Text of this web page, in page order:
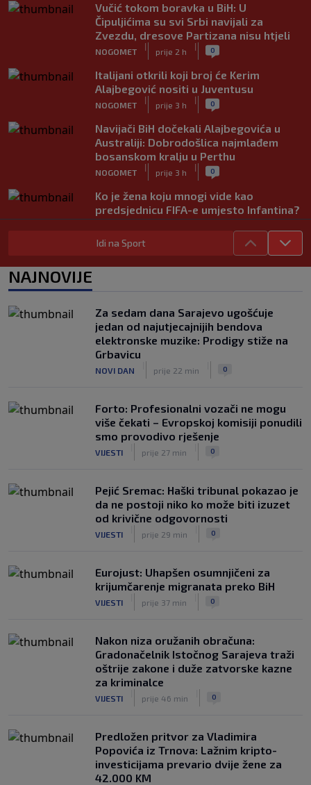
Vučić tokom boravka u BiH: U
Čipuljićima su svi Srbi navijali za
Zvezdu, dresove Partizana nisu htjeli
NOGOMET
|
prije 2 h
| 0
Italijani otkrili koji broj će Kerim
Alajbegović nositi u Juventusu
NOGOMET
|
prije 3 h
| 0
Navijači BiH dočekali Alajbegovića u
Australiji: Dobrodošlica najmlađem
bosanskom kralju u Perthu
NOGOMET
|
prije 3 h
| 0
Ko je žena koju mnogi vide kao
predsjednicu FIFA-e umjesto Infantina?
Uskoro mi mogla promijeniti svjetski
nogomet
|
| | 0
Lionel Messi postigao dva gola u
pobjedi Inter Miamija i ispisao historiju
Leagues Cupa (VIDEO)
Idi na Sport
NAJNOVIJE
Za sedam dana Sarajevo ugošćuje
jedan od najutjecajnijih bendova
elektronske muzike: Prodigy stiže na
Grbavicu
NOVI DAN prije 22 min 0
Forto: Profesionalni vozači ne mogu
više čekati – Evropskoj komisiji ponudili
smo provodivo rješenje
VIJESTI prije 27 min 0
Pejić Sremac: Haški tribunal pokazao je
da ne postoji niko ko može biti izuzet
od krivične odgovornosti
VIJESTI prije 29 min 0
Eurojust: Uhapšen osumnjičeni za
krijumčarenje migranata preko BiH
VIJESTI prije 37 min 0
Nakon niza oružanih obračuna:
Gradonačelnik Istočnog Sarajeva traži
oštrije zakone i duže zatvorske kazne
za kriminalce
VIJESTI prije 46 min 0
Predložen pritvor za Vladimira
Popovića iz Trnova: Lažnim kripto-
investicijama prevario dvije žene za
42.000 KM